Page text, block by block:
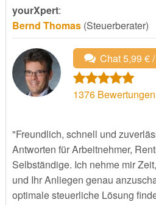
yourXpert:
Bernd Thomas(Steuerberater)
Chat 5,99 €
1376Bewertungen
"Freundlich, schnell und
Antworten für Arbeitnehmer,
Selbständige. Ich nehme mir
und Ihr Anliegen genau
optimale steuerliche Lösung